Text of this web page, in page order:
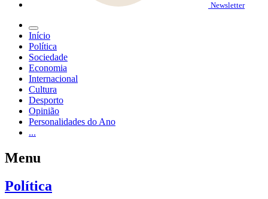
Newsletter
Início
Política
Sociedade
Economia
Internacional
Cultura
Desporto
Opinião
Personalidades do Ano
...
Menu
Política